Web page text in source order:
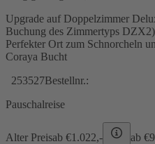
Upgrade auf Doppelzimmer
Buchung des Zimmertyps
Perfekter Ort zum Schnorcheln
Coraya Bucht
253527Bestellnr.:
Pauschalreise
Alter Preisab €1.022,- ab €